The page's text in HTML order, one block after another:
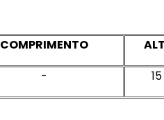
COMPRIMENTO
-